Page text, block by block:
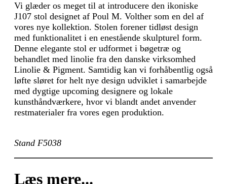
Vi glæder os meget til at introducere den ikoniske
J107 stol designet af Poul M. Volther som en del af
vores nye kollektion. Stolen forener tidløst design
med funktionalitet i en enestående skulpturel form.
Denne elegante stol er udformet i bøgetræ og
behandlet med linolie fra den danske virksomhed
Linolie & Pigment. Samtidig kan vi forhåbentlig også
løfte sløret for helt nye design udviklet i samarbejde
med dygtige upcoming designere og lokale
kunsthåndværkere, hvor vi blandt andet anvender
rest­materialer fra vores egen produktion.
Stand F5038
Læs mere...